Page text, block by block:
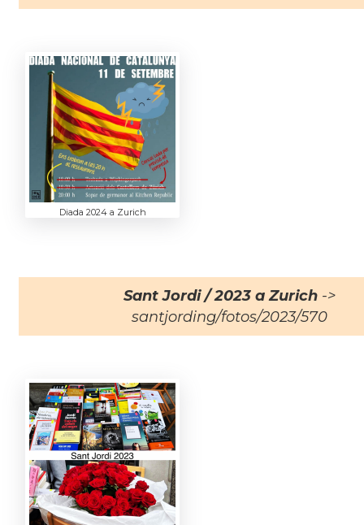
Diada 2024 a Zurich
Sant Jordi / 2023 a Zurich->
santjording/fotos/2023/570